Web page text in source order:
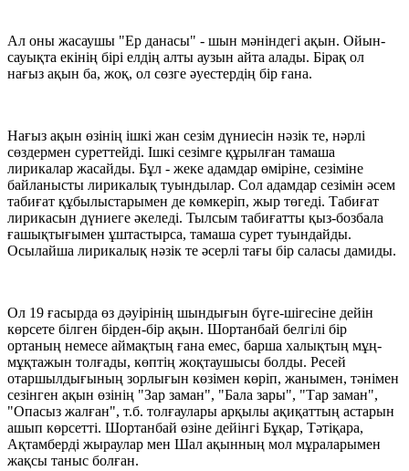
Ал оны жасаушы "Ер данасы" - шын мәніндегі ақын. Ойын-
сауықта екінің бірі елдің алты аузын айта алады. Бірақ ол
нағыз ақын ба, жоқ, ол сөзге әуестердің бір ғана.
Нағыз ақын өзінің ішкі жан сезім дүниесін нәзік те, нәрлі
сөздермен суреттейді. Ішкі сезімге құрылған тамаша
лирикалар жасайды. Бұл - жеке адамдар өміріне, сезіміне
байланысты лирикалық туындылар. Сол адамдар сезімін әсем
табиғат құбылыстарымен де көмкеріп, жыр төгеді. Табиғат
лирикасын дүниеге әкеледі. Тылсым табиғатты қыз-бозбала
ғашықтығымен ұштастырса, тамаша сурет туындайды.
Осылайша лирикалық нәзік те әсерлі тағы бір саласы дамиды.
Ол 19 ғасырда өз дәуірінің шындығын бүге-шігесіне дейін
көрсете білген бірден-бір ақын. Шортанбай белгілі бір
ортаның немесе аймақтың ғана емес, барша халықтың мұң-
мұқтажын толғады, көптің жоқтаушысы болды. Ресей
отаршылдығының зорлығын көзімен көріп, жанымен, тәнімен
сезінген ақын өзінің "Зар заман", "Бала зары", "Тар заман",
"Опасыз жалған", т.б. толғаулары арқылы ақиқаттың астарын
ашып көрсетті. Шортанбай өзіне дейінгі Бұқар, Тәтіқара,
Ақтамберді жыраулар мен Шал ақынның мол мұраларымен
жақсы таныс болған.